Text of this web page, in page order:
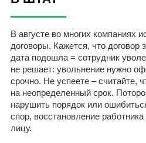
В августе во многих компаниях
договоры. Кажется, что договор
дата подошла = сотрудник
не решает: увольнение нужно
срочно. Не успеете – считайте,
на неопределенный срок.
нарушить порядок или
спор, восстановление
лицу.